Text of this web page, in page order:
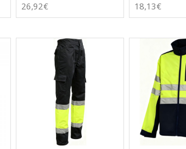
26,92€ 18,13€